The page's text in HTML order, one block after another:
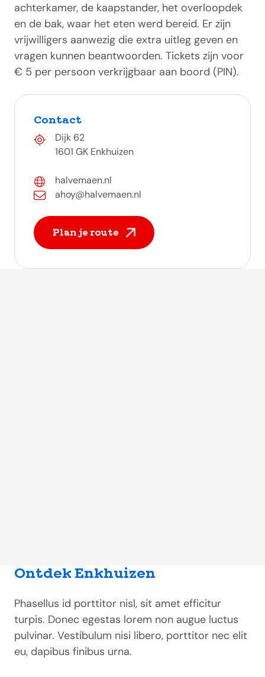
achterkamer, de kaapstander, het overloopdek
en de bak, waar het eten werd bereid. Er zijn
vrijwilligers aanwezig die extra uitleg geven en
vragen kunnen beantwoorden. Tickets zijn voor
€ 5 per persoon verkrijgbaar aan boord (PIN).
Contact
Dijk 62
1601 GK Enkhuizen
halvemaen.nl
ahoy@halvemaen.nl
Plan je route
Ontdek Enkhuizen
Phasellus id porttitor nisl, sit amet efficitur
turpis. Donec egestas lorem non augue luctus
pulvinar. Vestibulum nisi libero, porttitor nec elit
eu, dapibus finibus urna.